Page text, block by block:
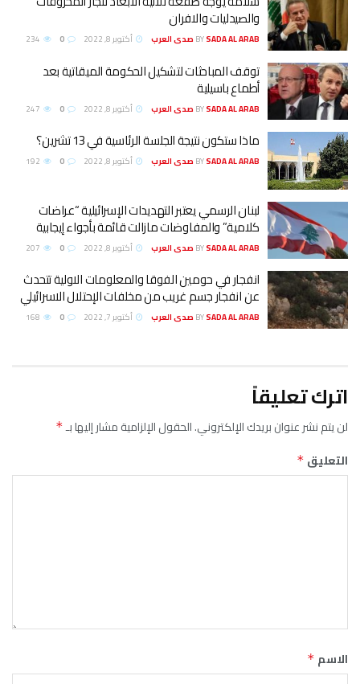
والصيدليات والافران
BYSADA AL ARAB صدى العرب أكتوبر 8, 2022
توقف المباحثات لتشكيل الحكومة الميقاتية بعد
أطماع باسيلية
BYSADA AL ARAB صدى العرب أكتوبر 8, 2022
ماذا ستكون نتيجة الجلسة الرئاسية في 13 تشرين؟
BYSADA AL ARAB صدى العرب أكتوبر 8, 2022
لبنان الرسمي يعتبر التهديدات الإسرائيلية “عراضات
كلامية” والمفاوضات مازالت قائمة بأجواء إيجابية
BYSADA AL ARAB صدى العرب أكتوبر 8, 2022
انفجار في حومين الفوقا والمعلومات الاولية تتحدث
عن انفجار جسم غريب من مخلفات الإحتلال الاسرائيلي
BYSADA AL ARAB صدى العرب أكتوبر 7, 2022
اترك تعليقاً
لن يتم نشر عنوان بريدك الإلكتروني.الحقول الإلزامية مشار إليها بـ*
التعليق *
الاسم *